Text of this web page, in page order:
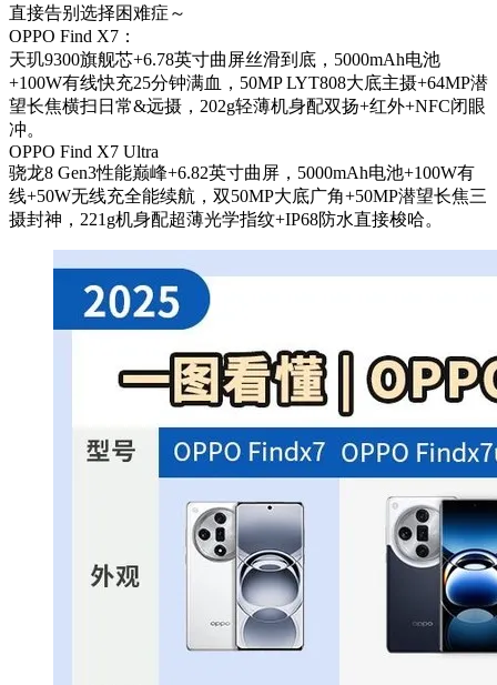
直接告别选择困难症～
OPPO Find X7：
天玑9300旗舰芯+6.78英寸曲屏丝滑到底，5000mAh电池
+100W有线快充25分钟满血，50MP LYT808大底主摄+64MP潜
望长焦横扫日常&远摄，202g轻薄机身配双扬+红外+NFC闭眼
冲。
OPPO Find X7 Ultra
骁龙8 Gen3性能巅峰+6.82英寸曲屏，5000mAh电池+100W有
线+50W无线充全能续航，双50MP大底广角+50MP潜望长焦三
摄封神，221g机身配超薄光学指纹+IP68防水直接梭哈。